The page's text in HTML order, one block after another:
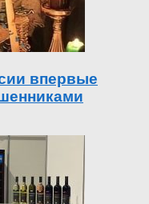
впервые